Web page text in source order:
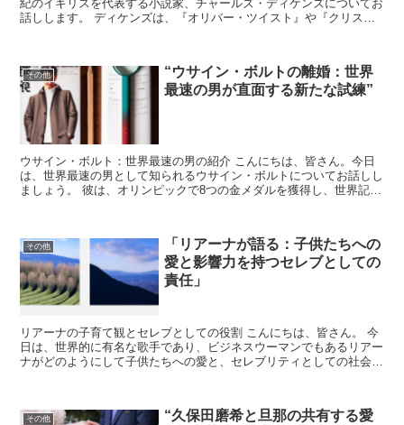
紀のイギリスを代表する小説家、チャールズ・ディケンズについてお
話しします。 ディケンズは、『オリバー・ツイスト』や『クリスマ
その他
“ウサイン・ボルトの離婚：世界
最速の男が直面する新たな試練”
ウサイン・ボルト：世界最速の男の紹介 こんにちは、皆さん。今日
は、世界最速の男として知られるウサイン・ボルトについてお話しし
ましょう。 彼は、オリンピックで8つの金メダルを獲得し、世界記録
その他
「リアーナが語る：子供たちへの
愛と影響力を持つセレブとしての
責任」
リアーナの子育て観とセレブとしての役割 こんにちは、皆さん。 今
日は、世界的に有名な歌手であり、ビジネスウーマンでもあるリアー
ナがどのようにして子供たちへの愛と、セレブリティとしての社会的
その他
“久保田磨希と旦那の共有する愛